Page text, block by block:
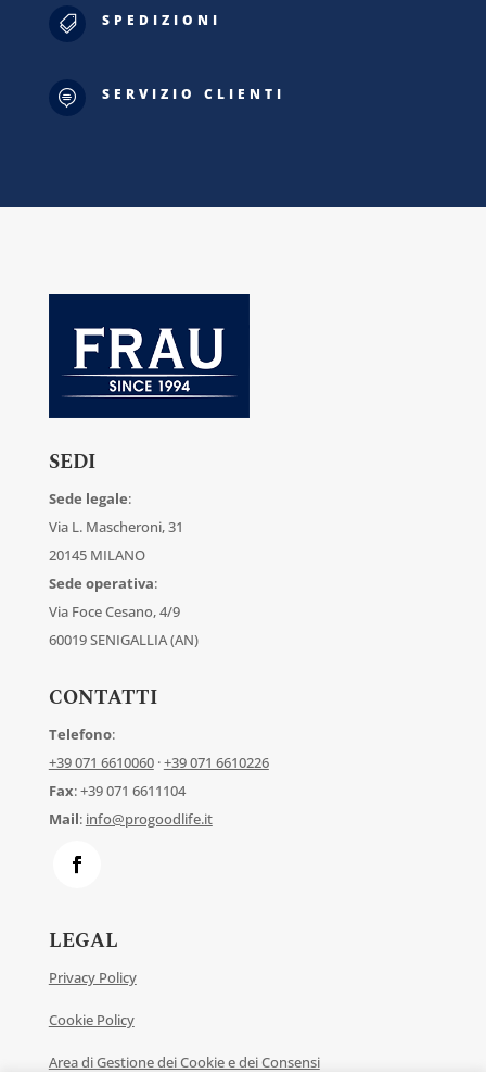
 SPEDIZIONI
 SERVIZIO CLIENTI
SEDI
Sede legale:
Via L. Mascheroni, 31
20145 MILANO
Sede operativa:
Via Foce Cesano, 4/9
60019 SENIGALLIA (AN)
CONTATTI
Telefono:
+39 071 6610060·+39 071 6610226
Fax: +39 071 6611104
Mail: info@progoodlife.it
LEGAL
Privacy Policy
Cookie Policy
Area di Gestione dei Cookie e dei Consensi